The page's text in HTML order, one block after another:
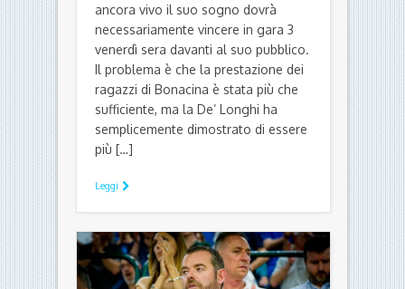
ancora vivo il suo sogno dovrà
necessariamente vincere in gara 3
venerdì sera davanti al suo pubblico.
Il problema è che la prestazione dei
ragazzi di Bonacina è stata più che
sufficiente, ma la De’ Longhi ha
semplicemente dimostrato di essere
più […]
Leggi